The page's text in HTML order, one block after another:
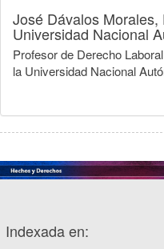
José Dávalos Morales,
Universidad Nacional
Profesor de Derecho
la Universidad Nacional
Indexada en: